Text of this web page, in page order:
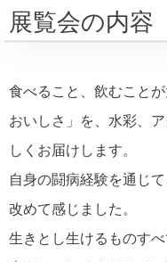
展覧会の内容
食べること、飲むこと
おいしさ」を、水彩、
しくお届けします。
自身の闘病経験を通じ
改めて感じました。
生きとし生けるものす